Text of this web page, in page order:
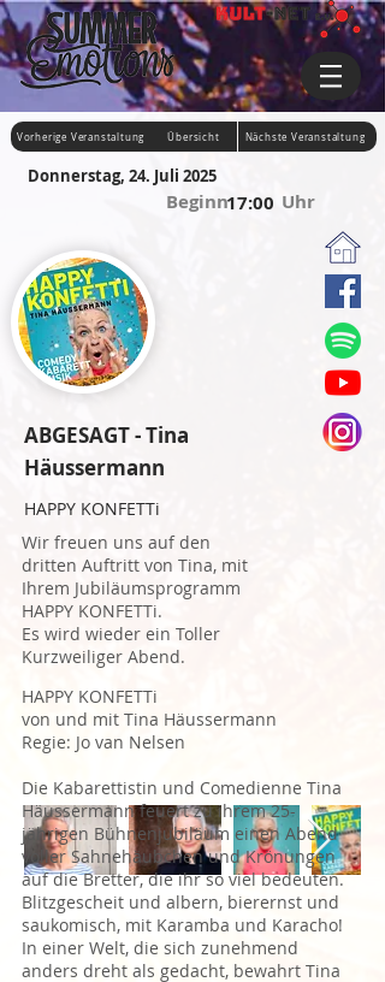
Vorherige Veranstaltung Übersicht Nächste Veranstaltung
Donnerstag, 24. Juli 2025
17:00
Beginn Uhr
ABGESAGT - Tina
Häussermann
HAPPY KONFETTi
Wir freuen uns auf den
dritten Auftritt von Tina, mit
Ihrem Jubiläumsprogramm
HAPPY KONFETTi.
Es wird wieder ein Toller
Kurzweiliger Abend.
HAPPY KONFETTi
von und mit Tina Häussermann
Regie: Jo van Nelsen
Die Kabarettistin und Comedienne Tina
Häussermann feuert zu ihrem 25-
jährigen Bühnenjubiläum einen Abend
voller Sahnehäubchen und Krönungen
auf die Bretter, die ihr so viel bedeuten.
Blitzgescheit und albern, bierernst und
saukomisch, mit Karamba und Karacho!
In einer Welt, die sich zunehmend
anders dreht als gedacht, bewahrt Tina